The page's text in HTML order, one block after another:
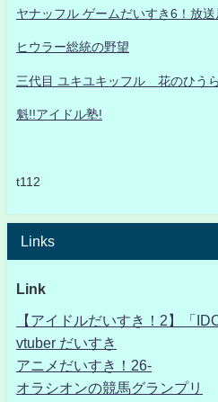
ヤナッフル ゲームだいすき6！放送
ヒウラー総統の野望
三代目 ユキユキッフル 花のひうら
魁!!アイドル塾!
t112
Links
Link
【アイドルだいすき！2】「
vtuber だいすき
アニメだいすき！26-
オラシオンの競馬グランプリ